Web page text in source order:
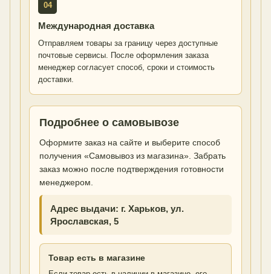
04
Международная доставка
Отправляем товары за границу через доступные
почтовые сервисы. После оформления заказа
менеджер согласует способ, сроки и стоимость
доставки.
Подробнее о самовывозе
Оформите заказ на сайте и выберите способ
получения «Самовывоз из магазина». Забрать
заказ можно после подтверждения готовности
менеджером.
Адрес выдачи: г. Харьков, ул.
Ярославская, 5
Товар есть в магазине